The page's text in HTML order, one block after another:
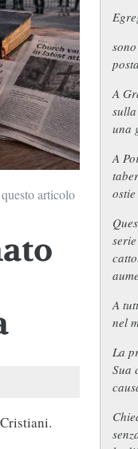
articolo
A
una
A
A
nel
La
Sua